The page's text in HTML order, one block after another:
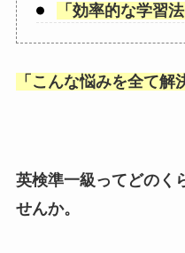
「 効率的な学習
「 こんな悩みを全て解
英検準一級ってどのく
せんか。